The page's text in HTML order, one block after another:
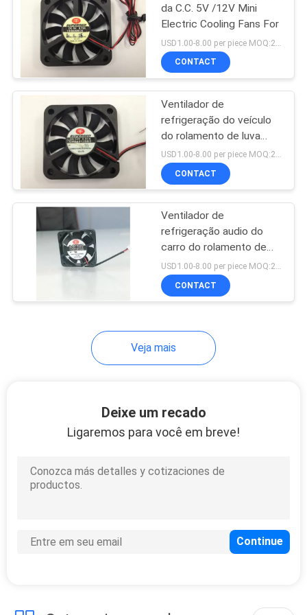
PWM controlou o fã
14
Fã da cremalheira
do servidor
3D impressora
PC
da C.C. 5V /12V Mini
Electric Cooling Fans For
CONTACT
Ventilador de
refrigeração do veículo
do rolamento de luva
40x7mm de
CHB4012BBS
USD1.00-8.00 per piece MOQ:2000 PCes
CONTACT
Ventilador de
refrigeração audio do
carro do rolamento de
luva PBT 94V0 DC5V
/12V/24V
USD1.00-8.00 per piece MOQ:2000 PCes
CONTACT
Veja mais
Deixe um recado
Ligaremos para você em breve!